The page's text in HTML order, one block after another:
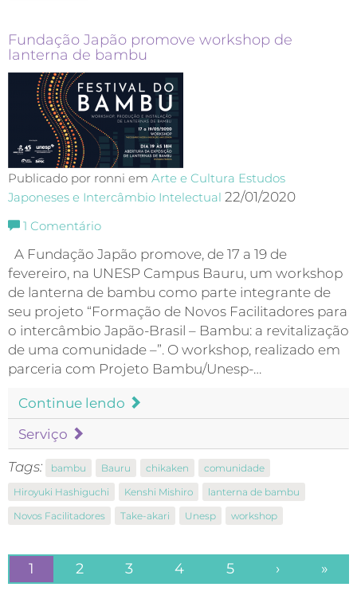
Fundação Japão promove workshop de
lanterna de bambu
Publicado por ronni em Arte e Cultura Estudos
Japoneses e Intercâmbio Intelectual 22/01/2020
1 Comentário
A Fundação Japão promove, de 17 a 19 de
fevereiro, na UNESP Campus Bauru, um workshop
de lanterna de bambu como parte integrante de
seu projeto “Formação de Novos Facilitadores para
o intercâmbio Japão-Brasil – Bambu: a revitalização
de uma comunidade –”. O workshop, realizado em
parceria com Projeto Bambu/Unesp-…
Continue lendo
Serviço
Tags: bambu Bauru chikaken
comunidade
Hiroyuki Hashiguchi
Kenshi Mishiro
lanterna de bambu
Novos Facilitadores
Take-akari Unesp workshop
1 2 3 4 5 › »